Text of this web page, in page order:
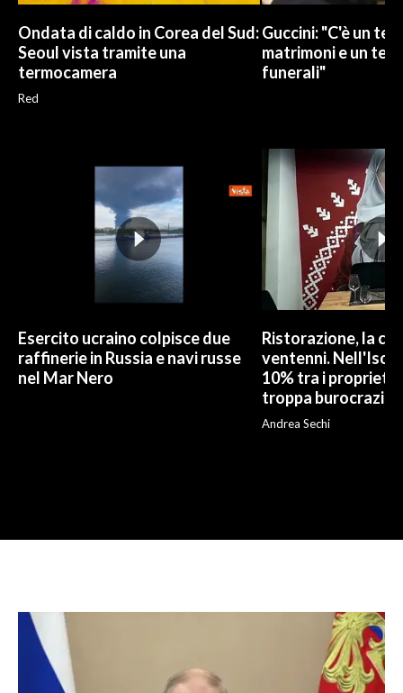
Ondata di caldo in Corea del Sud:
Seoul vista tramite una
termocamera
Red
Guccini: "C'è un
matrimoni e un
funerali"
Esercito ucraino colpisce due
raffinerie in Russia e navi russe
nel Mar Nero
Ristorazione, la
ventenni.
10% tra i
troppa burocrazia»
Andrea Sechi